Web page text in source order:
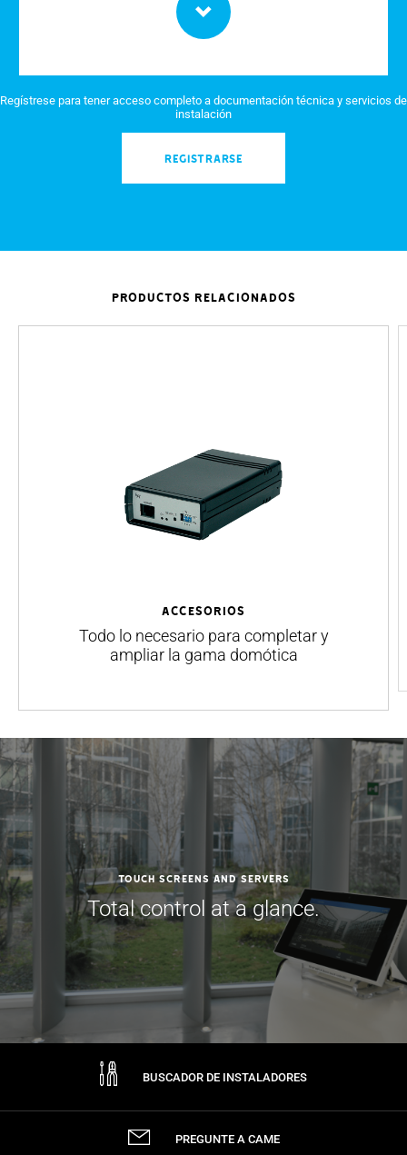
Regístrese para tener acceso completo a documentación técnica y servicios de
instalación
REGISTRARSE
PRODUCTOS RELACIONADOS
ACCESORIOS
Todo lo necesario para completar y
ampliar la gama domótica
Touch Screens and Servers
Total control at a glance.
BUSCADOR DE INSTALADORES
PREGUNTE A CAME